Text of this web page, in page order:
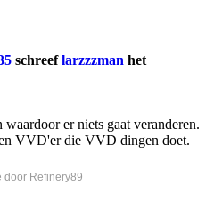
schreeflarzzzman het
er niets gaat veranderen.
VVD'er die VVD dingen doet.
door Refinery89